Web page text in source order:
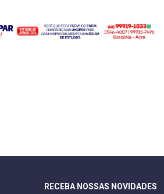
RECEBA NOSSAS NOVIDADES